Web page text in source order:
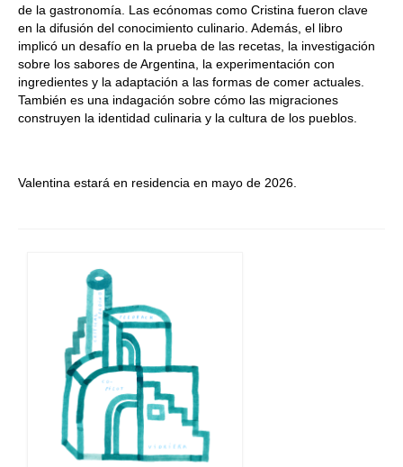
de la gastronomía. Las ecónomas como Cristina fueron clave
en la difusión del conocimiento culinario. Además, el libro
implicó un desafío en la prueba de las recetas, la investigación
sobre los sabores de Argentina, la experimentación con
ingredientes y la adaptación a las formas de comer actuales.
También es una indagación sobre cómo las migraciones
construyen la identidad culinaria y la cultura de los pueblos.
Valentina estará en residencia en mayo de 2026.